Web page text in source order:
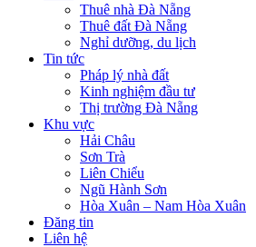
Thuê nhà Đà Nẵng
Thuê đất Đà Nẵng
Nghỉ dưỡng, du lịch
Tin tức
Pháp lý nhà đất
Kinh nghiệm đầu tư
Thị trường Đà Nẵng
Khu vực
Hải Châu
Sơn Trà
Liên Chiểu
Ngũ Hành Sơn
Hòa Xuân – Nam Hòa Xuân
Đăng tin
Liên hệ